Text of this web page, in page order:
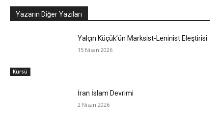
Yazarın Diğer Yazıları
Kürsü
Yalçın Küçük’ün Marksist-Leninist Eleştirisi
15 Nisan 2026
İran İslam Devrimi
2 Nisan 2026